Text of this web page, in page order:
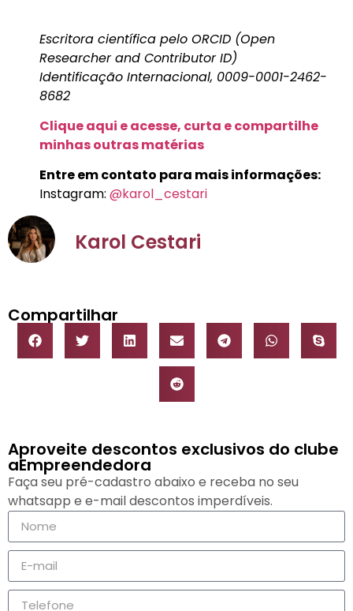
Escritora científica pelo ORCID (Open
Researcher and Contributor ID)
Identificação Internacional, 0009-0001-2462-
8682
Clique aqui e acesse, curta e compartilhe
minhas outras matérias
Entre em contato para mais informações:
Instagram: @karol_cestari
Karol Cestari
Compartilhar
Aproveite descontos exclusivos do clube
aEmpreendedora
Faça seu pré-cadastro abaixo e receba no seu
whatsapp e e-mail descontos imperdíveis.